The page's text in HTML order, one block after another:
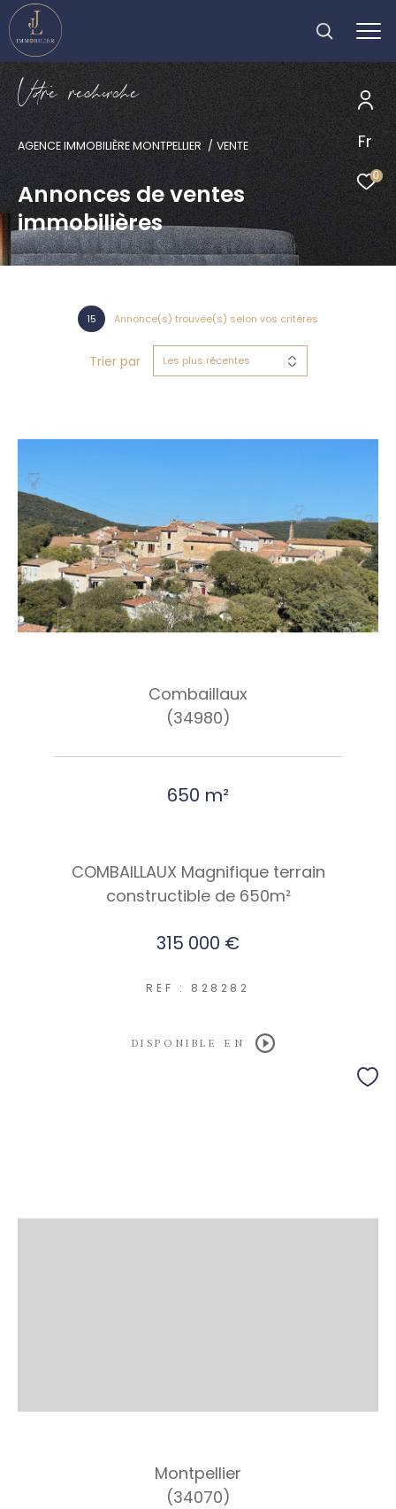
Fr
0
Vore recece
AGENCE IMMOBILIÈRE MONTPELLIER VENTE
Annonces de ventes
immobilières
15 Annonce(s) trouvée(s) selon vos critères
Trier par Les plus récentes
Combaillaux
(34980)
650 m²
COMBAILLAUX Magnifique terrain
constructible de 650m²
315 000 €
REF : 828282
DISPONIBLE EN
Montpellier
(34070)